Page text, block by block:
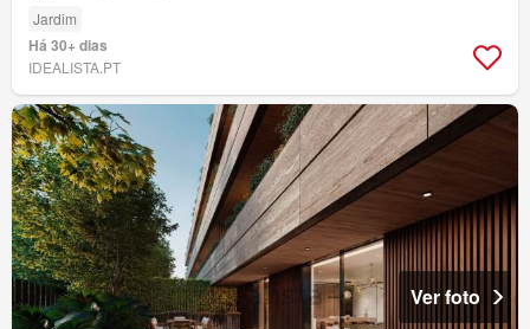
Jardim
Há 30+ dias
IDEALISTA.PT
Ver foto